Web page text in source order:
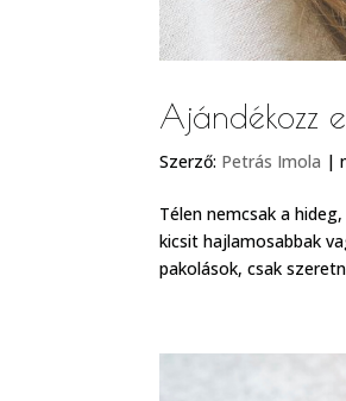
Ajándékozz
Szerző: Petrás Imola |
Télen nemcsak a
kicsit hajlamosabbak
pakolások, csak